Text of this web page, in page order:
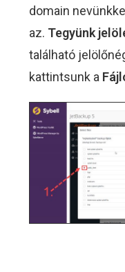
domain
az. Tegyünk
található
kattintsunk a